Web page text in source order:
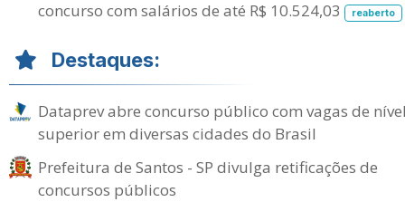
concurso com salários de até R$ 10.524,03
reaberto
Destaques:
Dataprev abre concurso público com vagas de
superior em diversas cidades do Brasil
Prefeitura de Santos - SP divulga retificações de
concursos públicos